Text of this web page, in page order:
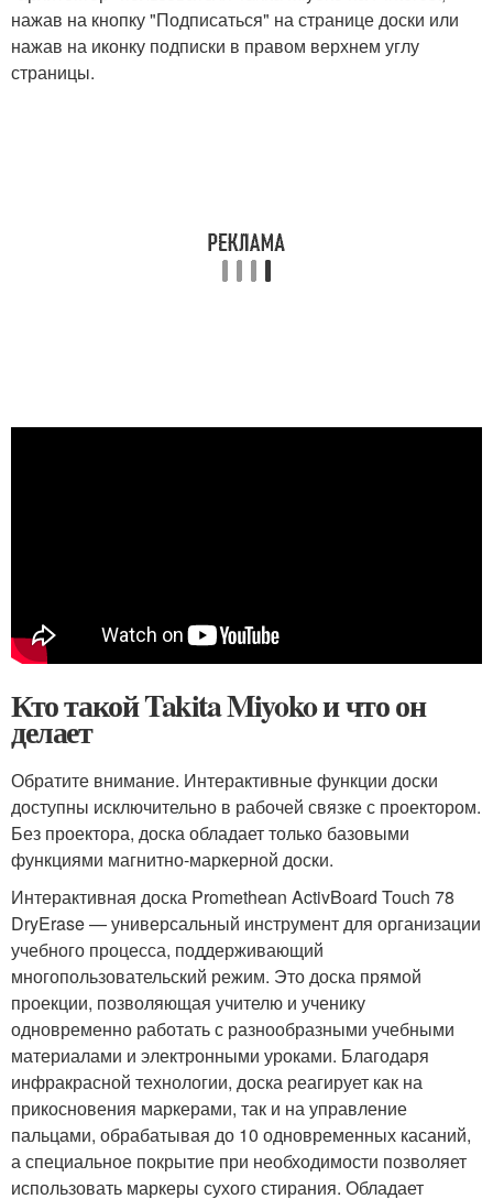
нажав на кнопку "Подписаться" на странице доски или
нажав на иконку подписки в правом верхнем углу
страницы.
Кто такой Takita Miyoko и что он
делает
Обратите внимание. Интерактивные функции доски
доступны исключительно в рабочей связке с проектором.
Без проектора, доска обладает только базовыми
функциями магнитно-маркерной доски.
Интерактивная доска Promethean ActivBoard Touch 78
DryErase — универсальный инструмент для организации
учебного процесса, поддерживающий
многопользовательский режим. Это доска прямой
проекции, позволяющая учителю и ученику
одновременно работать с разнообразными учебными
материалами и электронными уроками. Благодаря
инфракрасной технологии, доска реагирует как на
прикосновения маркерами, так и на управление
пальцами, обрабатывая до 10 одновременных касаний,
а специальное покрытие при необходимости позволяет
использовать маркеры сухого стирания. Обладает